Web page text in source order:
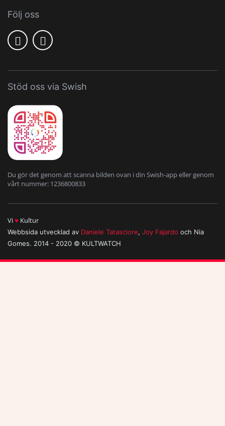
Följ oss
Stöd oss via Swish
Du gör det genom att scanna bilden ovan i din Swish-app eller genom
vårt nummer: 1236800833
Vi♥ Kultur
Webbsida utvecklad av Daniele Tatasciore, Joy Fajardo och Nia
Gomes. 2014 - 2020 © KULTWATCH